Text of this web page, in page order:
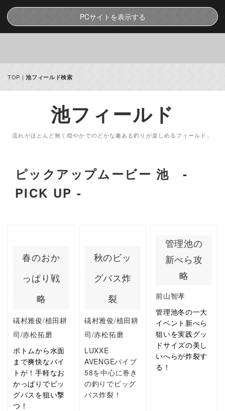
PCサイトを表示する
TOP |池フィールド検索
池フィールド
流れがほとんど無く穏やかでのどかな趣ある釣りが楽しめるフィールド。
ピックアップムービー 池 -
PICK UP -
春のおか
っぱり戦
略
礒村雅俊/植田耕
司/赤松拓磨
ボトムから水面
まで爽快なバイ
トが！手軽なお
かっぱりでビッ
グバスを狙い撃
つ！
秋のビッ
グバス炸
裂
礒村雅俊/植田耕
司/赤松拓磨
LUXXE
AVENGEバイブ
58を中心に巻き
の釣りでビッグ
バス炸裂！
管理池の
新べら攻
略
前山智孝
管理池冬の一大
イベント新べら
狙いを実践グッ
ドサイズの美し
いへらが炸裂す
る！